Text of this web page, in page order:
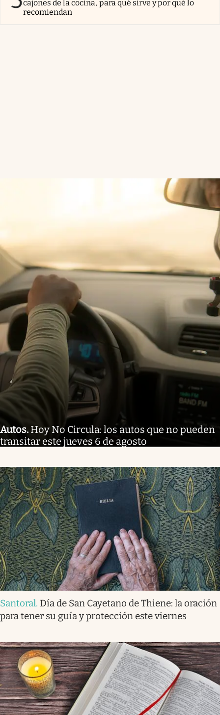
cajones de la cocina, para qué sirve y por qué lo
recomiendan
Autos. Hoy No Circula: los autos que no pueden
transitar este jueves 6 de agosto
Santoral. Día de San Cayetano de Thiene: la oración
para tener su guía y protección este viernes